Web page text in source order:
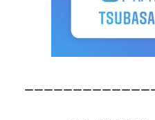
ーーーーーーーーーーーーー